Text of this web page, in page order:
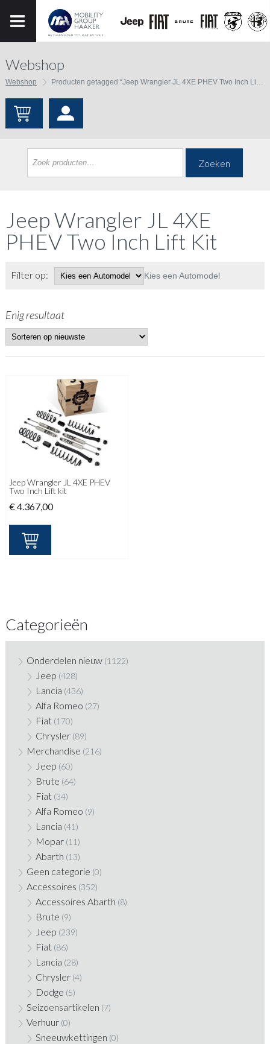
Webshop
Webshop Producten getagged “Jeep Wrangler JL 4XE PHEV Two Inch Lift kit”
Zoeken
Jeep Wrangler JL 4XE
PHEV Two Inch Lift Kit
Filter op: Kies een Automodel
Enig resultaat
Jeep Wrangler JL 4XE PHEV
Two Inch Lift kit
€4.367,00
Categorieën
Onderdelen nieuw (1122)
Jeep (428)
Lancia (436)
Alfa Romeo (27)
Fiat (170)
Chrysler (89)
Merchandise (216)
Jeep (60)
Brute (64)
Fiat (34)
Alfa Romeo (9)
Lancia (41)
Mopar (11)
Abarth (13)
Geen categorie (0)
Accessoires (352)
Accessoires Abarth (8)
Brute (9)
Jeep (239)
Fiat (86)
Lancia (28)
Chrysler (4)
Dodge (5)
Seizoensartikelen (7)
Verhuur (0)
Sneeuwkettingen (0)